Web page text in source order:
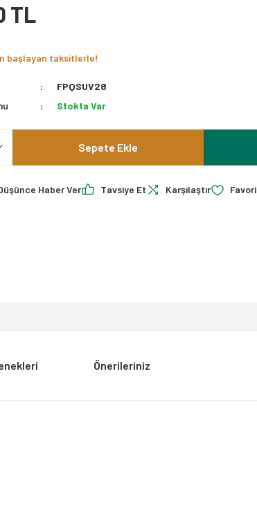
TL
başlayan taksitlerle!
FPQSUV28
Stokta Var
Sepete Ekle
Haber Ver Tavsiye Et Karşılaştır
Önerileriniz